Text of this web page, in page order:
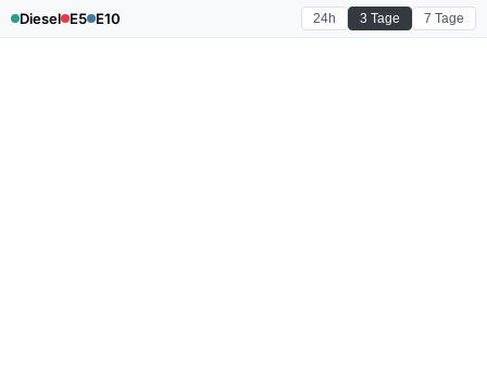
Diesel E5 E10 24h 3 Tage 7 Tage